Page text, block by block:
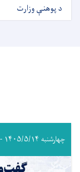
د پوهنې وزارت
چهارشنبه ۱۴۰۵/۵/۱۴ - ۱۵:۳۱